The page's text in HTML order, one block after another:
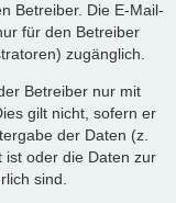
Betreiber. Die E-Mail-
für den Betreiber
zugänglich.
Betreiber nur mit
gilt nicht, sofern er
der Daten (z.
ist oder die Daten zur
sind.